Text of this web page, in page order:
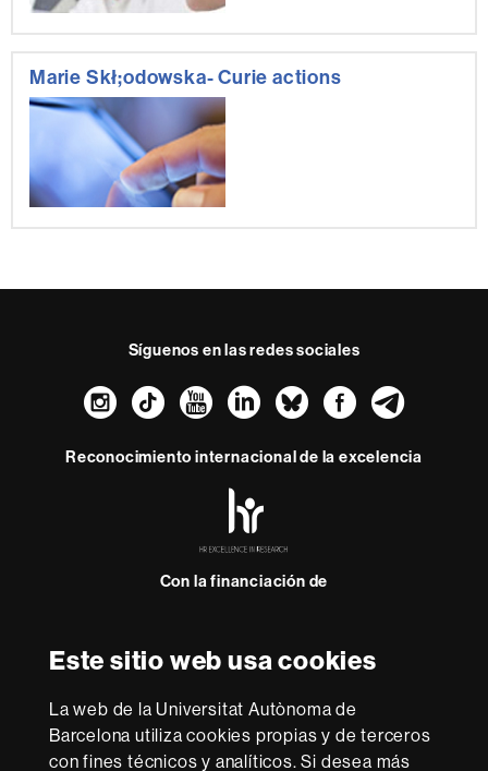
Este sitio web usa cookies
La web de la Universitat Autònoma de
Barcelona utiliza cookies propias y de terceros
con fines técnicos y analíticos. Si desea más
Marie Skł;odowska- Curie actions
Síguenos en las redes sociales
Instagram
TikTokYouTube
LinkedIn
Bluesky
Reconocimiento internacional de la excelencia
-
Con la financiación de
Sobre
esta
web Aviso legal Protección de datos Sobre el